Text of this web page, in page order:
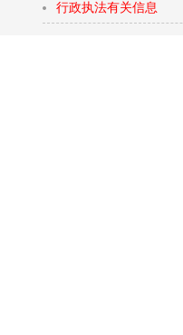
行政执法有关信息